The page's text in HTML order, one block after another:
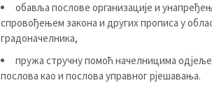
обавља послове организације и
спровођењем закона и других прописа у
градоначелника,
пружа стручну помоћ начелницима
послова као и послова управног рјешавања.